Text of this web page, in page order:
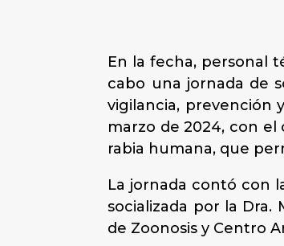
En la fecha, personal
cabo una jornada de
vigilancia, prevención
marzo de 2024, con
rabia humana, que
La jornada contó con
socializada por la Dra.
de Zoonosis y Centro